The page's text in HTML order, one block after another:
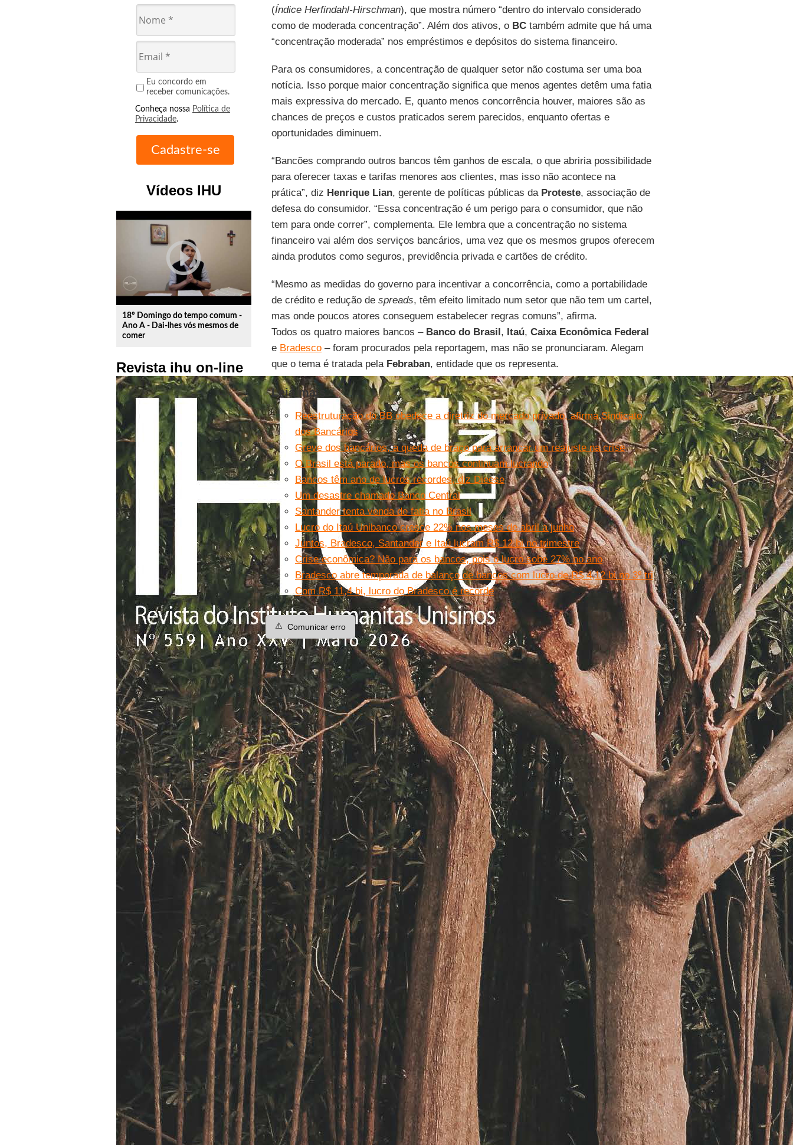
Eu concordo em
receber comunicações.
Conheça nossa Política de
Privacidade.
Vídeos IHU
play_circle_outline
18º Domingo do tempo comum -
Ano A - Dai-lhes vós mesmos de
comer
Revista ihu on-line
(Índice Herfindahl-Hirschman), que mostra número “dentro do intervalo considerado
como de moderada concentração”. Além dos ativos, o BCtambém admite que há uma
“concentração moderada” nos empréstimos e depósitos do sistema financeiro.
Para os consumidores, a concentração de qualquer setor não costuma ser uma boa
notícia. Isso porque maior concentração significa que menos agentes detêm uma fatia
mais expressiva do mercado. E, quanto menos concorrência houver, maiores são as
chances de preços e custos praticados serem parecidos, enquanto ofertas e
oportunidades diminuem.
“Bancões comprando outros bancos têm ganhos de escala, o que abriria possibilidade
para oferecer taxas e tarifas menores aos clientes, mas isso não acontece na
prática”, diz Henrique Lian, gerente de políticas públicas da Proteste, associação de
defesa do consumidor. “Essa concentração é um perigo para o consumidor, que não
tem para onde correr”, complementa. Ele lembra que a concentração no sistema
financeiro vai além dos serviços bancários, uma vez que os mesmos grupos oferecem
ainda produtos como seguros, previdência privada e cartões de crédito.
“Mesmo as medidas do governo para incentivar a concorrência, como a portabilidade
de crédito e redução de spreads, têm efeito limitado num setor que não tem um cartel,
mas onde poucos atores conseguem estabelecer regras comuns”, afirma.
Todos os quatro maiores bancos – Banco do Brasil, Itaú, Caixa Econômica Federal
e Bradesco– foram procurados pela reportagem, mas não se pronunciaram. Alegam
que o tema é tratada pela Febraban, entidade que os representa.
Leia mais
Reestruturação do BB obedece a diretriz do mercado privado, afirma Sindicato
dos Bancários
Greve dos bancários, a queda de braço para arrancar um reajuste na crise
O Brasil está parado, mas os bancos continuam lucrando
Bancos têm ano de lucros recordes, diz Dieese
Um desastre chamado Banco Central
Santander tenta venda de fatia no Brasil
Lucro do Itaú Unibanco cresce 22% nos meses de abril a junho
Juntos, Bradesco, Santander e Itaú lucram R$ 12 bi no trimestre
Crise econômica? Não para os bancos, pois o lucro sobe 27% no ano
Bradesco abre temporada de balanço de bancos com lucro de R$ 4,12 bi no 3º tri
Com R$ 11,4 bi, lucro do Bradesco é recorde
⚠️ Comunicar erro